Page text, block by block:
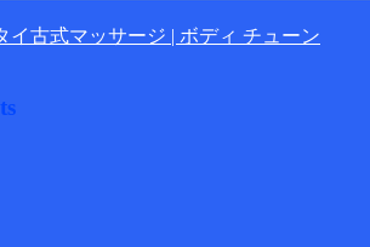
イ古式マッサージ | ボディ チューン